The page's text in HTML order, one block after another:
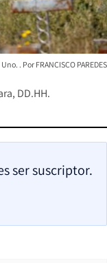
Uno. FRANCISCO PAREDES
DD.HH.
ser suscriptor.